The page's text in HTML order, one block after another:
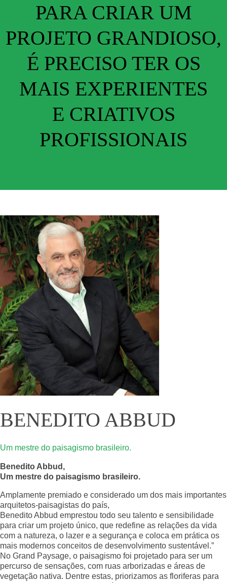
PARA CRIAR UM
PROJETO GRANDIOSO,
É PRECISO TER OS
MAIS EXPERIENTES
E CRIATIVOS
PROFISSIONAIS
BENEDITO ABBUD
Um mestre do paisagismo brasileiro.
Benedito Abbud,
Um mestre do paisagismo brasileiro.
Amplamente premiado e considerado um dos mais importantes
arquitetos-paisagistas do país,
Benedito Abbud emprestou todo seu talento e sensibilidade
para criar um projeto único, que redefine as relações da vida
com a natureza, o lazer e a segurança e coloca em prática os
mais modernos conceitos de desenvolvimento sustentável.”
No Grand Paysage, o paisagismo foi projetado para ser um
percurso de sensações, com ruas arborizadas e áreas de
vegetação nativa. Dentre estas, priorizamos as floriferas para